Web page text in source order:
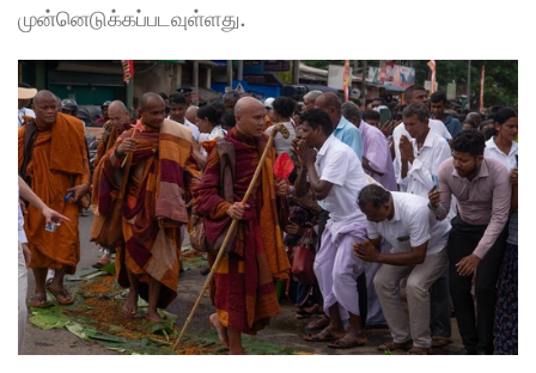
முன்னெடுக்கப்படவுள்ளது.